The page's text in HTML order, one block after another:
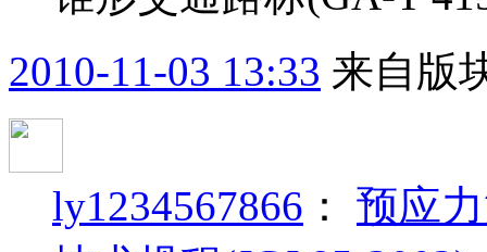
2010-11-03 13:33 来自版
ly1234567866 ： 预应